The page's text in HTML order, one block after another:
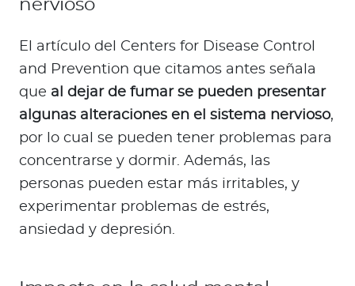
nervioso
El artículo del Centers for Disease Control
and Prevention que citamos antes señala
que al dejar de fumar se pueden presentar
algunas alteraciones en el sistema nervioso,
por lo cual se pueden tener problemas para
concentrarse y dormir. Además, las
personas pueden estar más irritables, y
experimentar problemas de estrés,
ansiedad y depresión.